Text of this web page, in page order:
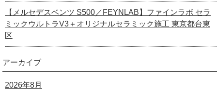
【メルセデスベンツ S500／FEYNLAB】ファインラボ セラ
ミックウルトラV3＋オリジナルセラミック施工 東京都台東
区
アーカイブ
2026年8月